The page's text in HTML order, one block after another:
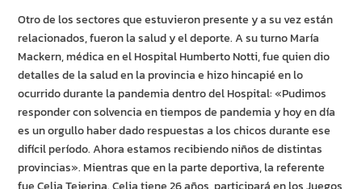
Otro de los sectores que estuvieron presente y a su vez están
relacionados, fueron la salud y el deporte. A su turno María
Mackern, médica en el Hospital Humberto Notti, fue quien dio
detalles de la salud en la provincia e hizo hincapié en lo
ocurrido durante la pandemia dentro del Hospital: «Pudimos
responder con solvencia en tiempos de pandemia y hoy en día
es un orgullo haber dado respuestas a los chicos durante ese
difícil período. Ahora estamos recibiendo niños de distintas
provincias». Mientras que en la parte deportiva, la referente